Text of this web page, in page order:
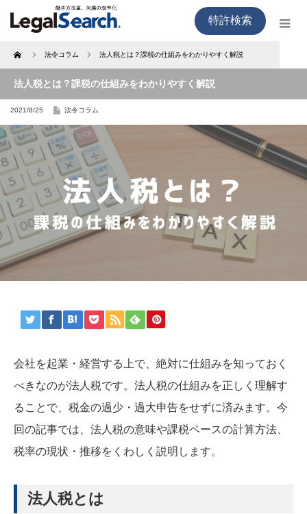
特許検索
Home 法令コラム 法人税とは？課税の仕組みをわかりやすく解説
法人税とは？課税の仕組みをわかりやすく解説
2021/8/25 法令コラム
会社を起業・経営する上で、絶対に仕組みを知っておく
べきなのが法人税です。法人税の仕組みを正しく理解す
ることで、税金の過少・過大申告をせずに済みます。今
回の記事では、法人税の意味や課税ベースの計算方法、
税率の現状・推移をくわしく説明します。
法人税とは